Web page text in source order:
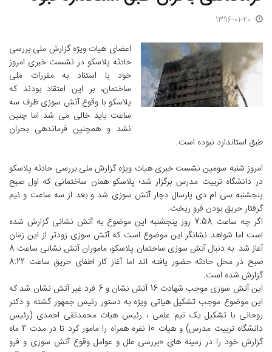
1396-01-20
اعضای هیات ویژه گزارش ملی بررسی
حادثه پلاسکو در نشست خبری امروز
خود با استناد به مقررات ملی
ساختمان، بر این اعتقاد بودند که
پلاسکو با وقوع آتش سوزی ظرف سه
ساعت باید خالی می شد اما چنین
نشد و همچنین فرماندهی بحران
طبق استاندارد نبوده است.
امروز شنبه سومین نشست خبری هیات ویژه گزارش ملی بررسی حادثه پلاسکو
در دانشگاه تربیت مدرس برگزار شد؛ پلاسکو همان ساختمانی که اول صبح
پنجشنبه سی ام دی پارسال دچار آتش سوزی شد و بعد از سه ساعت و نیم
گرفتار حریق بودن فرو ریخت.
اگر چه ساعت 7:58 روز پنجشنبه این موضوع به آتش نشانی گزارش شده
است اما شواهد نشانگر این موضوع است که آتش سوزی زودتر از این زمان
آغاز شد. به دنبال آتش سوزی ساختمان پلاسکو، ماموران آتش نشانی ساعت 8
صبح در محل حادثه حضور یافته اند اما آغاز کار اطفای حریق ساعت 8:22
گزارش شده است.
این آتش سوزی موجب شهادت 16 آتش نشان و 6 فرد غیر آتش نشان شد که
این موضوع موجب تشکیل هیاتی ویژه به دستور رئیس جمهور گشته و دکتر
روحانی با تشکیل یک تیم علمی ، رئیس هیات محمدتقی احمدی (رئیس
دانشگاه تربیت مدرس) و هیات 10 نفره همراه را مامور کرد تا در مدت 2 ماه
گزارش خود را در زمینه های «بررسی علل و عوامل وقوع آتش سوزی و فرو